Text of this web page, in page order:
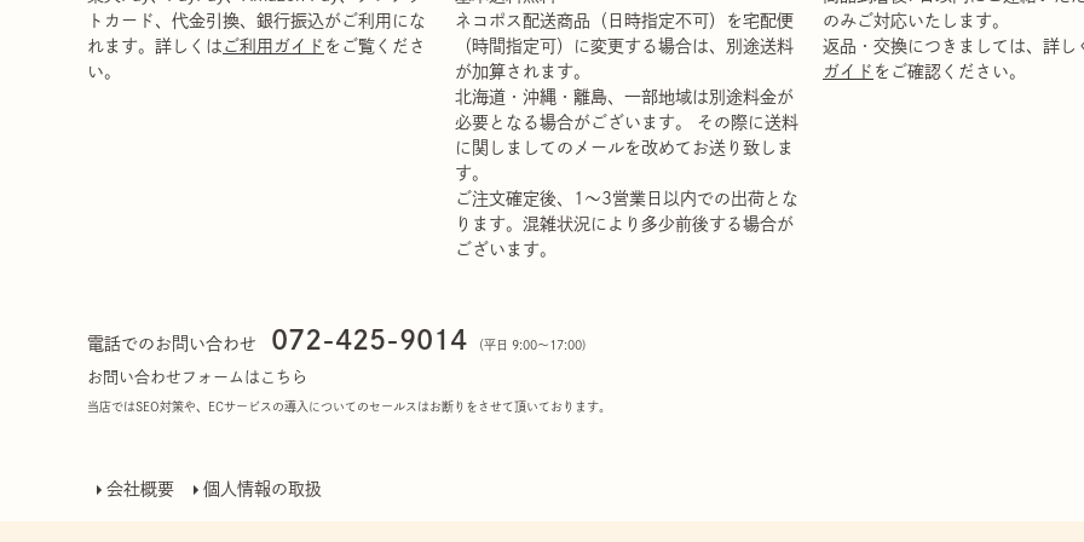
トカード、代金引換、銀行振込がご利用にな
れます。詳しくは ご利用ガイド をご覧くださ
い。
ネコポス配送商品（日時指定不可）を宅配便
（時間指定可）に変更する場合は、別途送料
が加算されます。
北海道・沖縄・離島、一部地域は別途料金が
必要となる場合がございます。 その際に送料
に関しましてのメールを改めてお送り致しま
す。
ご注文確定後、1～3営業日以内での出荷とな
ります。混雑状況により多少前後する場合が
ございます。
のみご対応いたします。
返品・交換につきましては、詳し
ガイド をご確認ください。
電話でのお問い合わせ 072-425-9014 （平日 9:00〜17:00)
お問い合わせフォームはこちら
当店ではSEO対策や、ECサービスの導入についてのセールスはお断りをさせて頂いております。
会社概要 個人情報の取扱